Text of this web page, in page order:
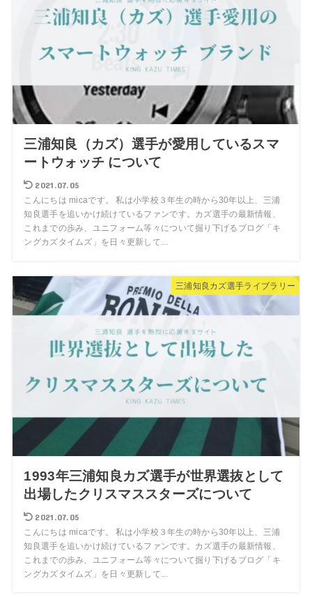
三浦知良（カズ）選手が愛用しているスマ
ートウォッチ について
2021.07.05
こんにちは micaです。 私は小学校３年生の時から30年以上、三浦
知良選手を追いかけ続けているファンです。カズ選手の最新情報、
これまでの歩み、ユニフォーム等々について掘り下げるブログ「キ
ングカズタイムズ」を日々更新して...
三浦知良カズ選手ライブラリー
1993年三浦知良カズ選手が世界選抜として
出場したクリスマススターズについて
2021.07.05
こんにちは micaです。 私は小学校３年生の時から30年以上、三浦
知良選手を追いかけ続けているファンです。カズ選手の最新情報、
これまでの歩み、ユニフォーム等々について掘り下げるブログ「キ
ングカズタイムズ」を日々更新して...